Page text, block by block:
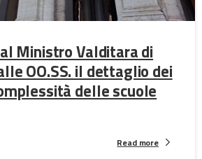
al Ministro Valditara di
OO.SS. il dettaglio dei
delle scuole
Read more